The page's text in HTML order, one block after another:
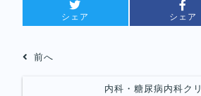
シェア シェア
前へ
内科・糖尿病内科クリ